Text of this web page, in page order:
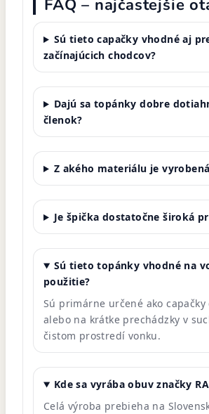
FAQ – najčastejšie
Sú tieto capačky vhodné aj
začínajúcich chodcov?
Dajú sa topánky dobre
členok?
Z akého materiálu je
Je špička dostatočne široká
Sú tieto topánky vhodné na
použitie?
Sú primárne určené ako
alebo na krátke prechádzky v
čistom prostredí vonku.
Kde sa vyrába obuv značky
Celá výroba prebieha na